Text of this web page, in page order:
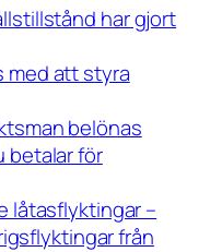
har gjort
med att styra
belönas
betalar för
låtasflyktingar –
från